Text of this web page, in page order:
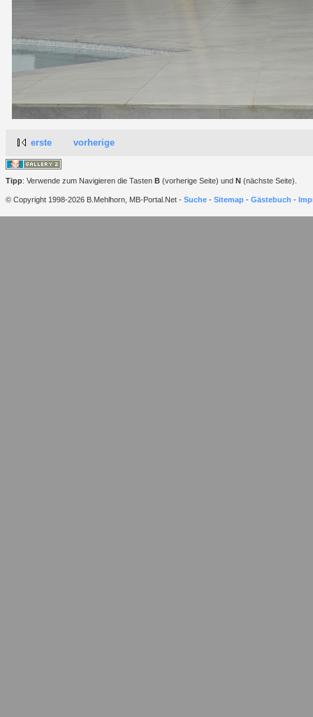
erste vorherige
Tipp: Verwende zum Navigieren die Tasten B (vorherige Seite) und N (nächste Seite).
© Copyright 1998-2026 B.Mehlhorn, MB-Portal.Net - Suche - Sitemap - Gästebuch -